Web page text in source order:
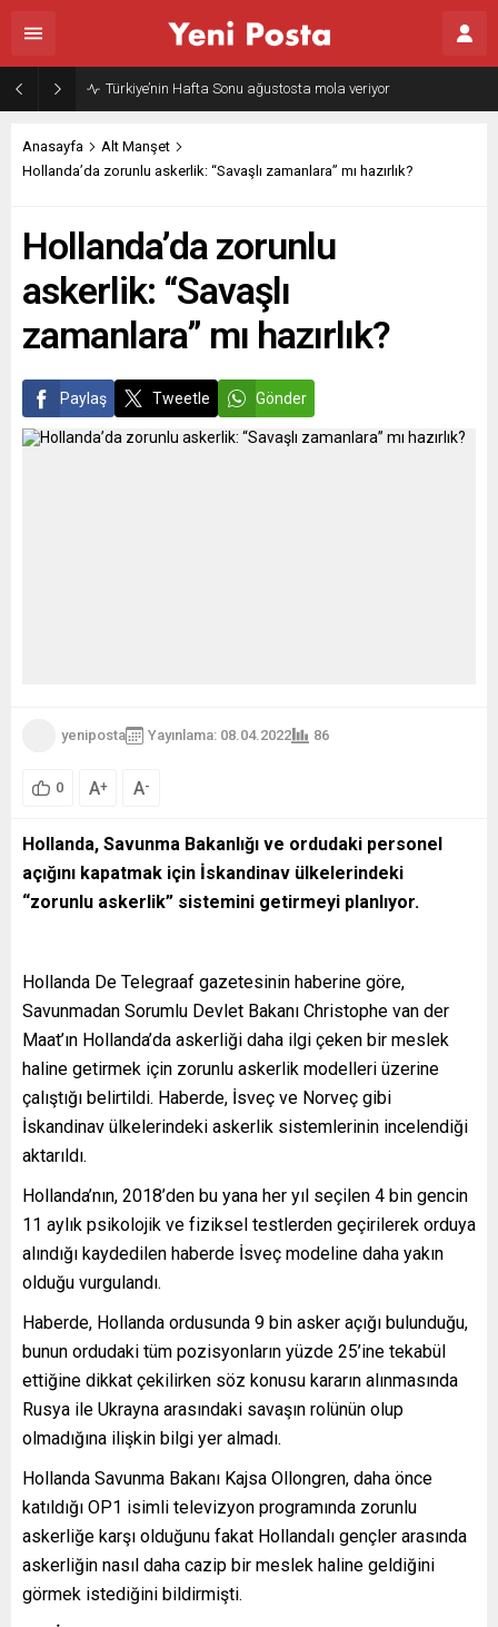
Türkiye’nin Hafta Sonu ağustosta mola veriyor
Anasayfa
Alt Manşet
Hollanda’da zorunlu askerlik: “Savaşlı zamanlara” mı hazırlık?
Hollanda’da zorunlu
askerlik: “Savaşlı
zamanlara” mı hazırlık?
Paylaş Tweetle Gönder
yeniposta Yayınlama: 08.04.2022 86
0 A+ A-
Hollanda, Savunma Bakanlığı ve ordudaki personel
açığını kapatmak için İskandinav ülkelerindeki
“zorunlu askerlik” sistemini getirmeyi planlıyor.
Hollanda De Telegraaf gazetesinin haberine göre,
Savunmadan Sorumlu Devlet Bakanı Christophe van der
Maat’ın Hollanda’da askerliği daha ilgi çeken bir meslek
haline getirmek için zorunlu askerlik modelleri üzerine
çalıştığı belirtildi. Haberde, İsveç ve Norveç gibi
İskandinav ülkelerindeki askerlik sistemlerinin incelendiği
aktarıldı.
Hollanda’nın, 2018’den bu yana her yıl seçilen 4 bin gencin
11 aylık psikolojik ve fiziksel testlerden geçirilerek orduya
alındığı kaydedilen haberde İsveç modeline daha yakın
olduğu vurgulandı.
Haberde, Hollanda ordusunda 9 bin asker açığı bulunduğu,
bunun ordudaki tüm pozisyonların yüzde 25’ine tekabül
ettiğine dikkat çekilirken söz konusu kararın alınmasında
Rusya ile Ukrayna arasındaki savaşın rolünün olup
olmadığına ilişkin bilgi yer almadı.
Hollanda Savunma Bakanı Kajsa Ollongren, daha önce
katıldığı OP1 isimli televizyon programında zorunlu
askerliğe karşı olduğunu fakat Hollandalı gençler arasında
askerliğin nasıl daha cazip bir meslek haline geldiğini
görmek istediğini bildirmişti.